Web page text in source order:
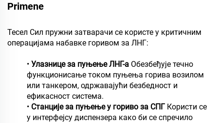
Primene
Тесел Сил пружни затварачи се користе у критичним
операцијама набавке горивом за ЛНГ:
• Улазнице за пуњење ЛНГ-а Обезбеђује течно
функционисање током пуњења горива возилом
или танкером, одржавајући безбедност и
ефикасност система.
• Станције за пуњење у гориво за СПГ Користи се
у интерфејсу диспензера како би се спречило